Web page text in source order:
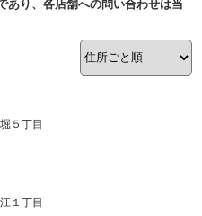
り、各店舗への問い合わせは当
５丁目
１丁目